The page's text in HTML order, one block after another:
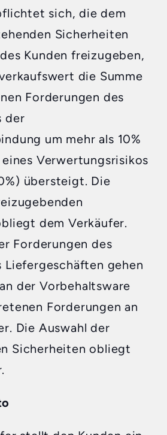
sich, die dem
Sicherheiten
Kunden freizugeben,
die Summe
Forderungen des
der
um mehr als 10%
Verwertungsrisikos
übersteigt. Die
dem Verkäufer.
Forderungen des
Liefergeschäften gehen
der Vorbehaltsware
Forderungen an
Die Auswahl der
Sicherheiten obliegt